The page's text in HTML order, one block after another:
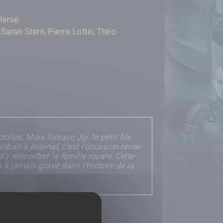
Sarah Stern, Pierre Lottin,Théo
Mais lorsque Jiji, le petit fils
à Arsenal, c’est l’occasion rêvée
rencontrer la famille royale. Celle-
à jamais gravé dans l’histoire de la